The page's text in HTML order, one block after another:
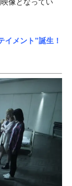
像となってい
イメント”誕生！